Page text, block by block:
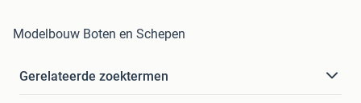
Modelbouw Boten en Schepen
Gerelateerde zoektermen